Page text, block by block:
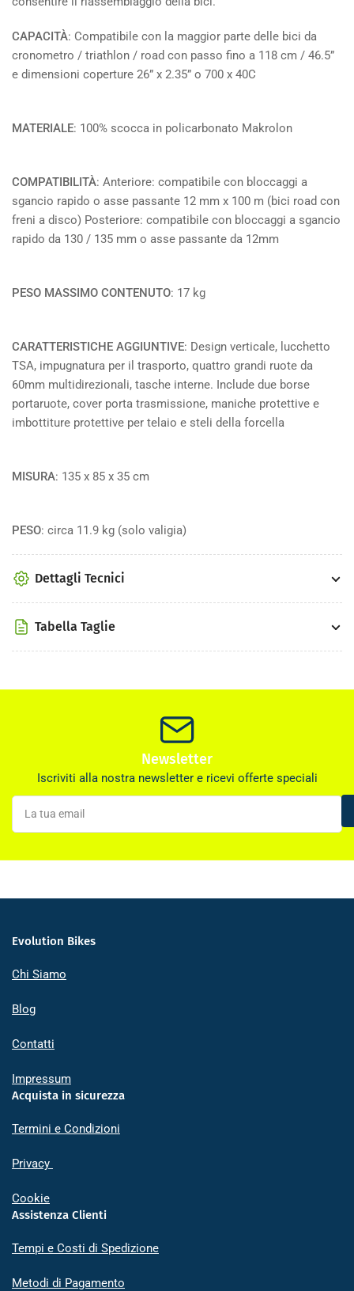
CAPACITÀ: Compatibile con la maggior parte delle bici da
cronometro / triathlon / road con passo fino a 118 cm / 46.5”
e dimensioni coperture 26” x 2.35” o 700 x 40C
MATERIALE: 100% scocca in policarbonato Makrolon
COMPATIBILITÀ: Anteriore: compatibile con bloccaggi a
sgancio rapido o asse passante 12 mm x 100 m (bici road con
freni a disco) Posteriore: compatibile con bloccaggi a sgancio
rapido da 130 / 135 mm o asse passante da 12mm
PESO MASSIMO CONTENUTO: 17 kg
CARATTERISTICHE AGGIUNTIVE: Design verticale, lucchetto
TSA, impugnatura per il trasporto, quattro grandi ruote da
60mm multidirezionali, tasche interne. Include due borse
portaruote, cover porta trasmissione, maniche protettive e
imbottiture protettive per telaio e steli della forcella
MISURA: 135 x 85 x 35 cm
PESO: circa 11.9 kg (solo valigia)
Dettagli Tecnici
Tabella Taglie
Newsletter
Iscriviti alla nostra newsletter e ricevi offerte speciali
La
tua
email
Evolution Bikes
Chi Siamo
Blog
Contatti
Impressum
Acquista in sicurezza
Termini e Condizioni
Privacy
Cookie
Assistenza Clienti
Tempi e Costi di Spedizione
Metodi di Pagamento